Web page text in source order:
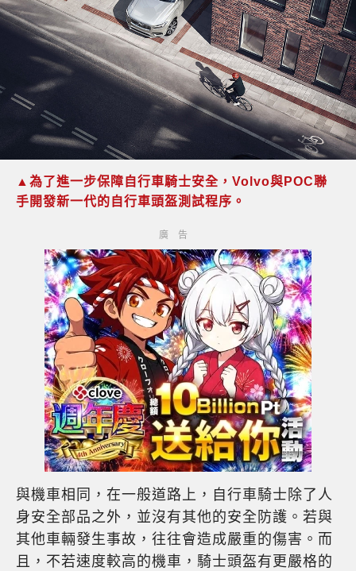
▲為了進一步保障自行車騎士安全，Volvo與POC聯
手開發新一代的自行車頭盔測試程序。
與機車相同，在一般道路上，自行車騎士除了人
身安全部品之外，並沒有其他的安全防護。若與
其他車輛發生事故，往往會造成嚴重的傷害。而
且，不若速度較高的機車，騎士頭盔有更嚴格的